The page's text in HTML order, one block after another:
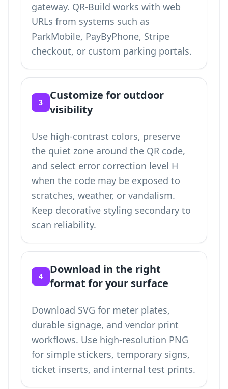
gateway. QR-Build works with web
URLs from systems such as
ParkMobile, PayByPhone, Stripe
checkout, or custom parking portals.
3
Customize for outdoor
visibility
Use high-contrast colors, preserve
the quiet zone around the QR code,
and select error correction level H
when the code may be exposed to
scratches, weather, or vandalism.
Keep decorative styling secondary to
scan reliability.
4
Download in the right
format for your surface
Download SVG for meter plates,
durable signage, and vendor print
workflows. Use high-resolution PNG
for simple stickers, temporary signs,
ticket inserts, and internal test prints.